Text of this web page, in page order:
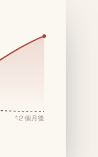
12 個月後